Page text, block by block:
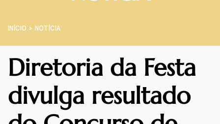
INÍCIO NOTÍCIA
Diretoria da Festa
divulga resultado